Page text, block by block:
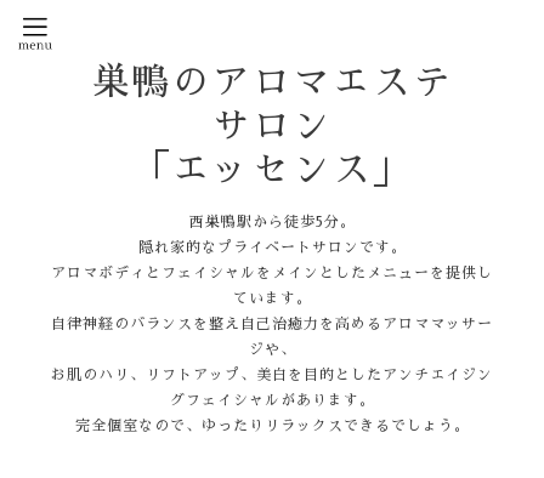
巣鴨のアロマエステ
サロン
「エッセンス」
西巣鴨駅から徒歩5分。
隠れ家的なプライベートサロンです。
アロマボディとフェイシャルをメインとしたメニューを提供し
ています。
自律神経のバランスを整え自己治癒力を高めるアロママッサー
ジや、
お肌のハリ、リフトアップ、美白を目的としたアンチエイジン
グフェイシャルがあります。
完全個室なので、ゆったりリラックスできるでしょう。